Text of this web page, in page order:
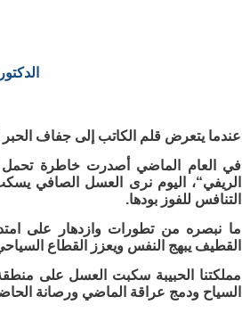
عندما يتعرض قلم الكاتب إلى جفاف الحبر
في العام الماضي أصدرت خاطرة تحمل
الريفي“، اليوم نرى العسل الصافي
التنافس للفوز بودها.
ما نبصره من تطورات وازدهار على
القطيف يبهج النفس ويعزز القطاع
مملكتنا الحبيبة سكبت العسل على
السياح ودمج عراقة الماضي ورصانة